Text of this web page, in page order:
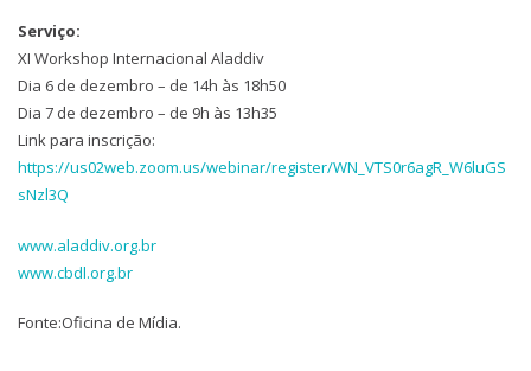
Serviço:
XI Workshop Internacional Aladdiv
Dia 6 de dezembro – de 14h às 18h50
Dia 7 de dezembro – de 9h às 13h35
Link para inscrição:
https://us02web.zoom.us/webinar/register/WN_VTS0r6agR_W6luGS
sNzl3Q
www.aladdiv.org.br
www.cbdl.org.br
Fonte:Oficina de Mídia.